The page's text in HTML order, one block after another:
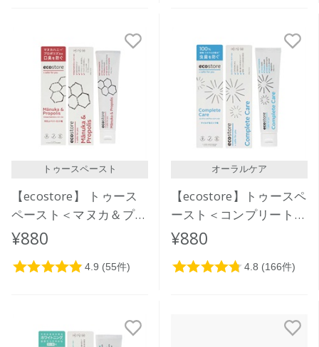
トゥースペースト
【ecostore】 トゥース
ペースト＜マヌカ＆プロ
ポリス＞100ｇ
¥880
オーラルケア
【ecostore】トゥースペ
ースト＜コンプリートケ
ア＞ 100g
¥880